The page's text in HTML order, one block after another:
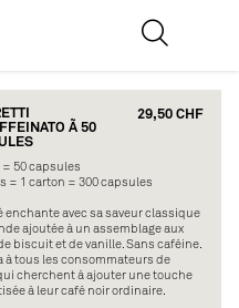
Ã 50
29,50 CHF
= 50 capsules
= 1 carton = 300 capsules
enchante avec sa saveur classique
ajoutée à un assemblage aux
biscuit et de vanille. Sans caféine.
à tous les consommateurs de
cherchent à ajouter une touche
à leur café noir ordinaire.